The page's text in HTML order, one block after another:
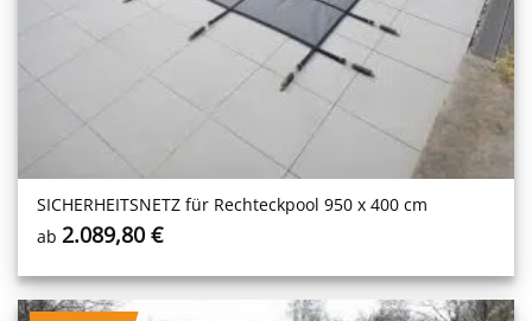
SICHERHEITS­NETZ für Rechteckpool 950 x 400 cm
ab2.089,80€